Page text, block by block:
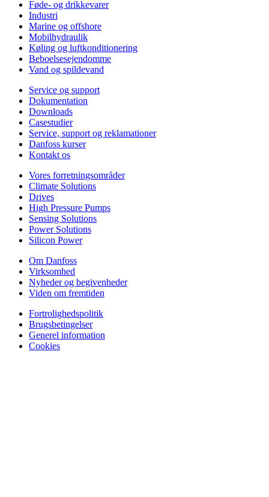
Føde- og drikkevarer
Industri
Marine og offshore
Mobilhydraulik
Køling og luftkonditionering
Beboelsesejendomme
Vand og spildevand
Service og support
Dokumentation
Downloads
Casestudier
Service, support og reklamationer
Danfoss kurser
Kontakt os
Vores forretningsområder
Climate Solutions
Drives
High Pressure Pumps
Sensing Solutions
Power Solutions
Silicon Power
Om Danfoss
Virksomhed
Nyheder og begivenheder
Viden om fremtiden
Fortrolighedspolitik
Brugsbetingelser
Generel information
Cookies